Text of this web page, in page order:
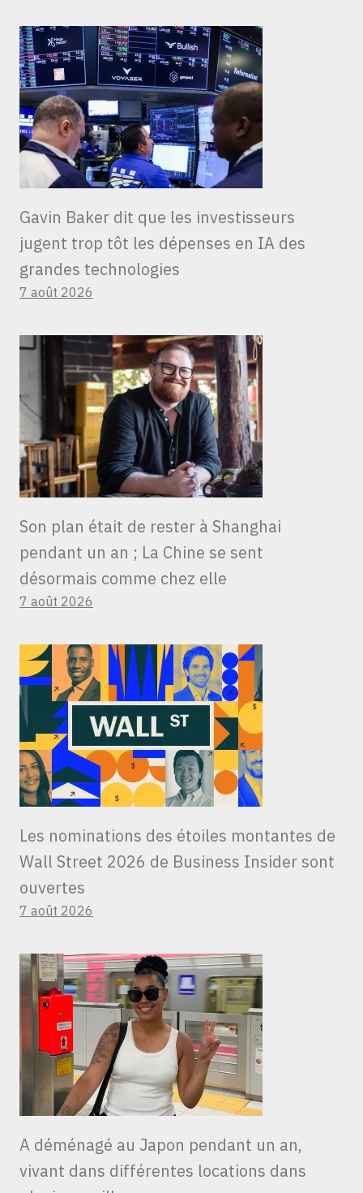
Gavin Baker dit que les investisseurs
jugent trop tôt les dépenses en IA des
grandes technologies
7 août 2026
Son plan était de rester à Shanghai
pendant un an ; La Chine se sent
désormais comme chez elle
7 août 2026
Les nominations des étoiles montantes de
Wall Street 2026 de Business Insider sont
ouvertes
7 août 2026
A déménagé au Japon pendant un an,
vivant dans différentes locations dans